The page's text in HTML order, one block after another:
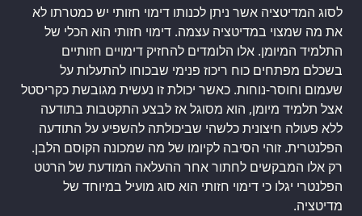
לסוג המדיטציה אשר ניתן לכנותו דימוי חזותי יש כמטרתו לא
את מה שמצוי במדיטציה עצמה. דימוי חזותי הוא הכלי של
התלמיד המיומן. אלו הלומדים להחזיק דימויים חזותיים
בשכלם מפתחים כוח ריכוז פנימי שבכוחו להתעלות על
שעמום וחוסר-נוחות. כאשר יכולת זו נעשית מגובשת כקריסטל
אצל תלמיד מיומן, הוא מסוגל אז לבצע התקטבות בתודעה
ללא פעולה חיצונית כלשהי שביכולתה להשפיע על התודעה
הפלנטרית. זוהי הסיבה לקיומו של מה שמכונה הקוסם הלבן.
רק אלו המבקשים לחתור אחר ההעלאה המודעת של הרטט
הפלנטרי יגלו כי דימוי חזותי הוא סוג מועיל במיוחד של
מדיטציה.